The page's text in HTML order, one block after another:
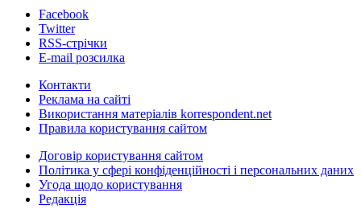
Facebook
Twitter
RSS-стрічки
E-mail розсилка
Контакти
Реклама на сайті
Використання матеріалів korrespondent.net
Правила користування сайтом
Договір користування сайтом
Політика у сфері конфіденційності і персональних даних
Угода щодо користування
Редакція